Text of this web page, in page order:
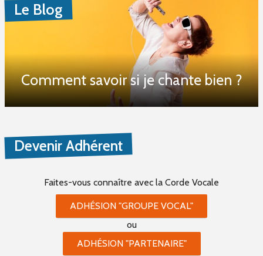
Le Blog
Comment savoir si je chante bien ?
Devenir Adhérent
Faites-vous connaître avec la Corde Vocale
ADHÉSION "GROUPE VOCAL"
ou
ADHÉSION "PARTENAIRE"